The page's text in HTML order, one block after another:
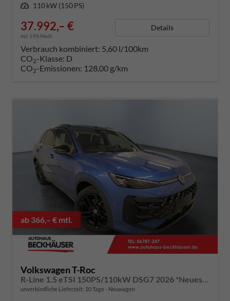
Leistung 110 kW (150 PS)
37.992,– €
incl. 19% MwSt.
Details
Verbrauch kombiniert: 5,60 l/100km
CO2-Klasse: D
CO2-Emissionen: 128,00 g/km
ab 366,– € mtl.
Volkswagen T-Roc
R-Line 1.5 eTSI 150PS/110kW DSG7 2026 *Neues Modell* | +AHK +BlackStyle +19" ALU +IQ.Licht-Matrix
unverbindliche Lieferzeit: 20 Tage Neuwagen